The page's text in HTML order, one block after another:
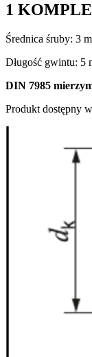
1
Średnica śruby: 3
Długość gwintu: 5
DIN 7985
Produkt dostępny